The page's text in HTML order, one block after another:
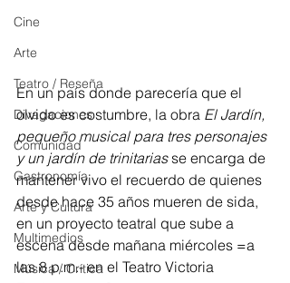
Cine
Arte
Teatro / Reseña
Divagaciones
Comunidad
Gastronomía
Arte y Cultura
Multimedios
Música / Crítica
En un país donde parecería que el
olvido es costumbre, la obra El Jardín,
pequeño musical para tres personajes
y un jardín de trinitarias se encarga de
mantener vivo el recuerdo de quienes
desde hace 35 años mueren de sida,
en un proyecto teatral que sube a
escena desde mañana miércoles =a
las 8 p.m.- en el Teatro Victoria